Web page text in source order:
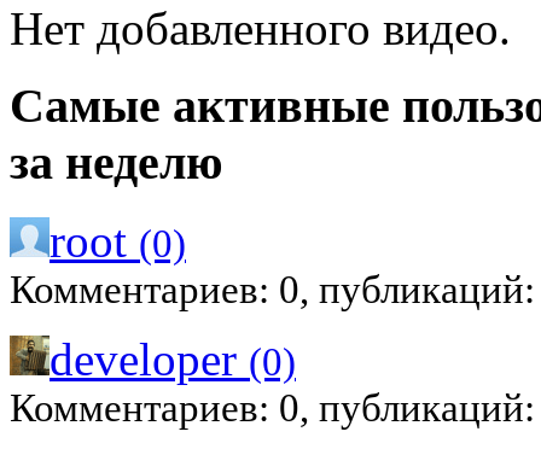
Нет добавленного видео.
Самые активные
за неделю
root (0)
Комментариев: 0,
developer (0)
Комментариев: 0,